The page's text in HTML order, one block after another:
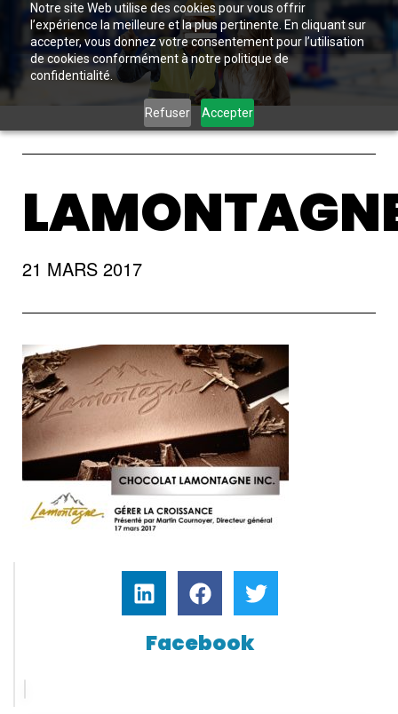
Notre site Web utilise des cookies pour vous offrir
l’expérience la meilleure et la plus pertinente. En cliquant sur
accepter, vous donnez votre consentement pour l’utilisation
de cookies conformément à notre politique de
confidentialité.
Refuser Accepter
21 MARS 2017
Facebook